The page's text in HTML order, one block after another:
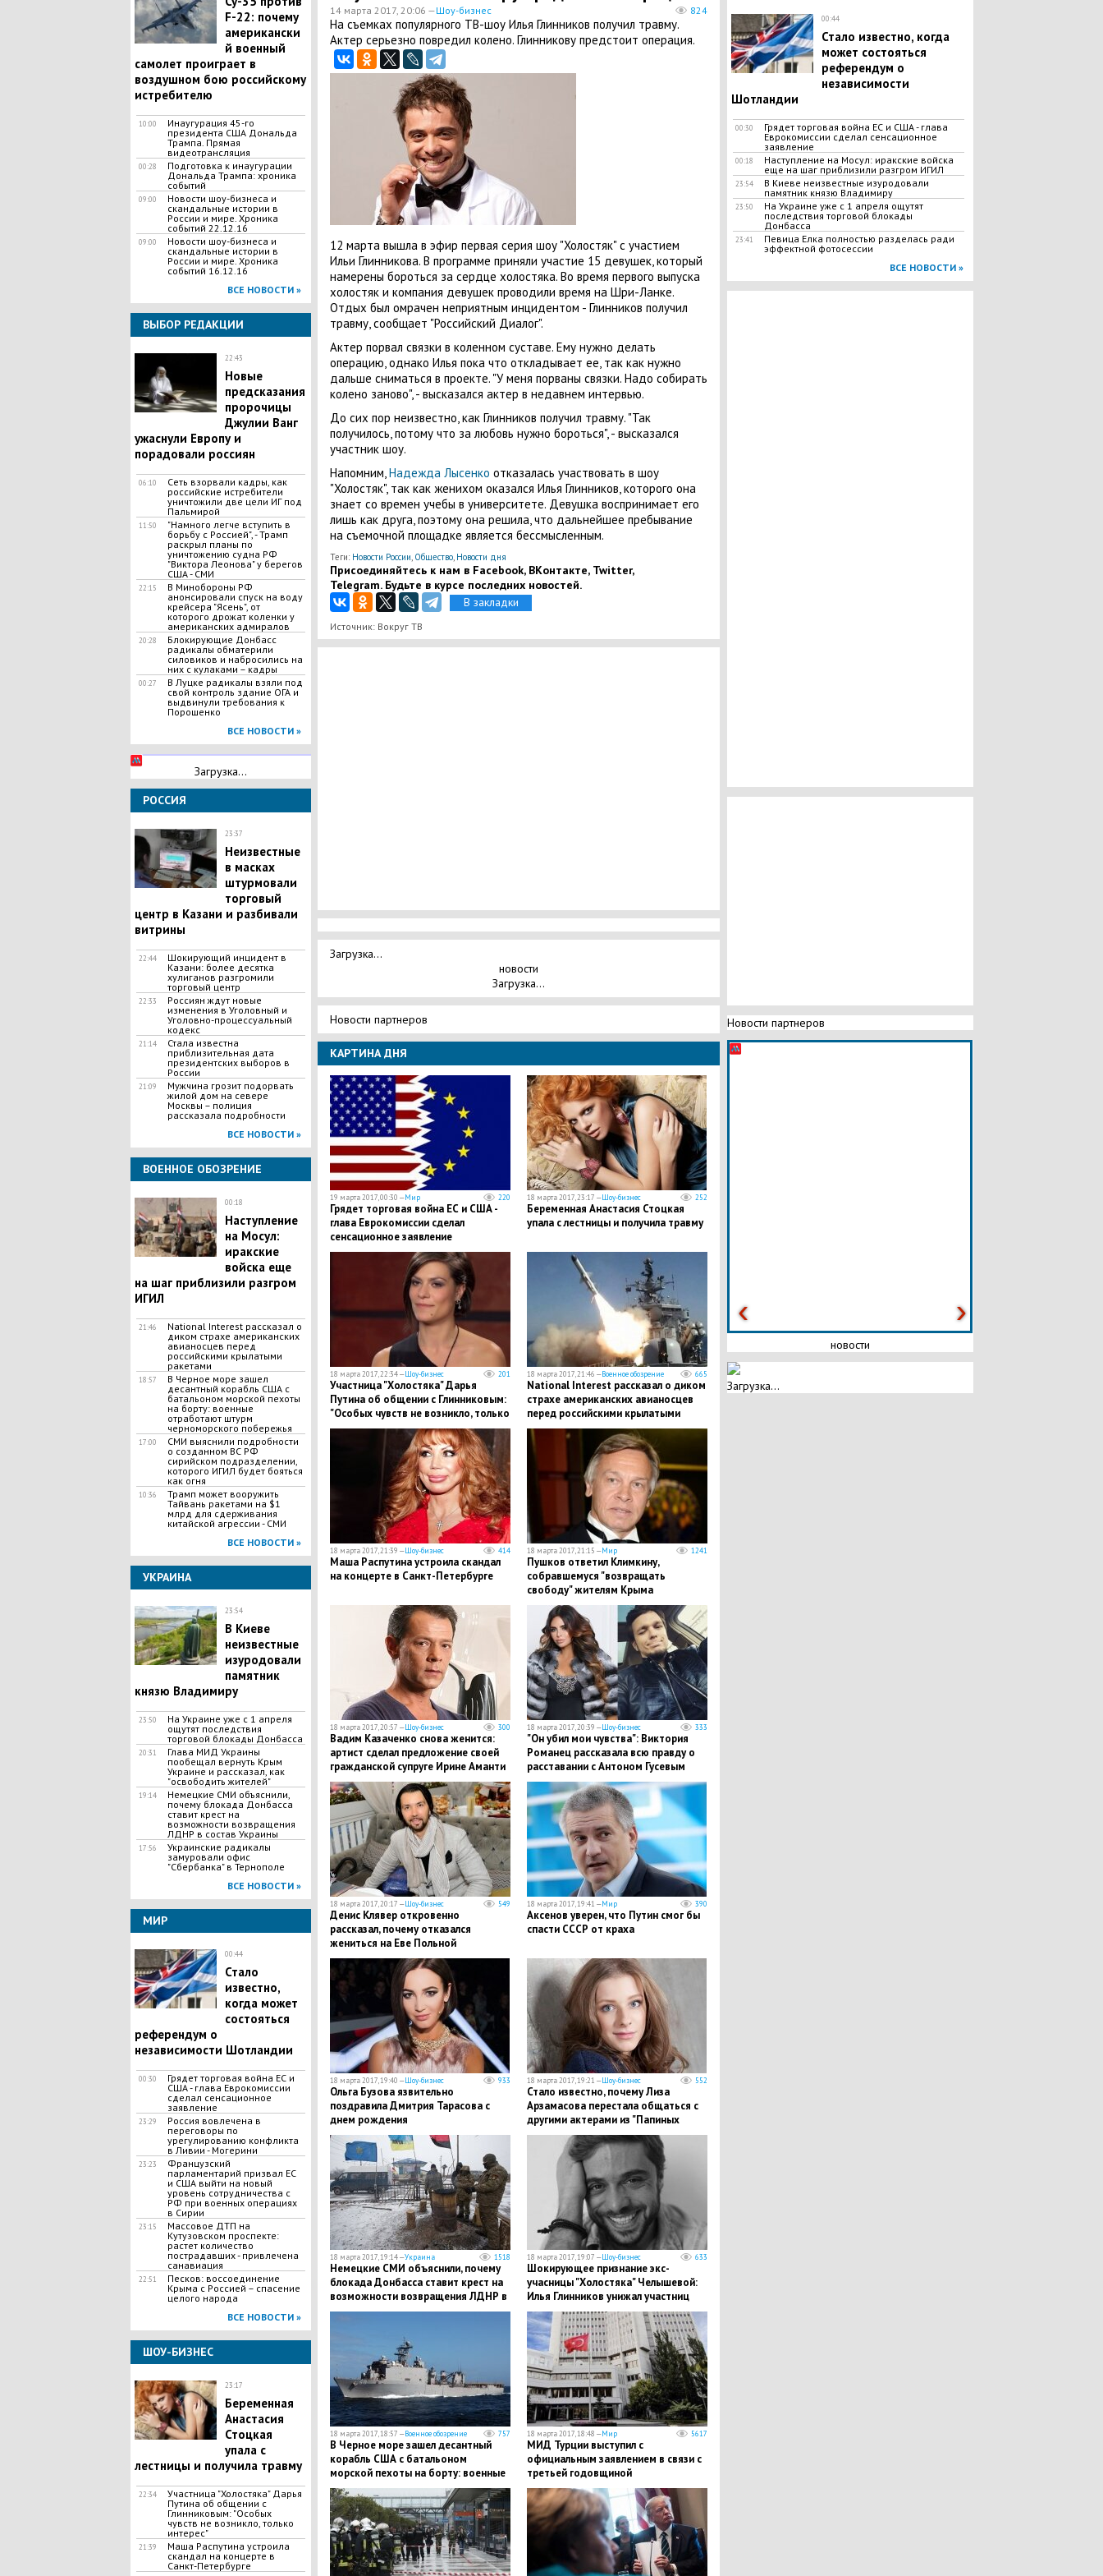
F-22: почему
американски
й военный
самолет проиграет в
воздушном бою российскому
истребителю
10:00
Инаугурация 45-го
президента США Дональда
Трампа. Прямая
видеотрансляция
00:28
Подготовка к инаугурации
Дональда Трампа: хроника
событий
09:00
Новости шоу-бизнеса и
скандальные истории в
России и мире. Хроника
событий 22.12.16
09:00
Новости шоу-бизнеса и
скандальные истории в
России и мире. Хроника
событий 16.12.16
ВСЕ НОВОСТИ »
ВЫБОР РЕДАКЦИИ
22:43
Новые
предсказания
пророчицы
Джулии Ванг
ужаснули Европу и
порадовали россиян
06:10
Сеть взорвали кадры, как
российские истребители
уничтожили две цели ИГ под
Пальмирой
11:50
"Намного легче вступить в
борьбу с Россией", - Трамп
раскрыл планы по
уничтожению судна РФ
"Виктора Леонова" у берегов
США - СМИ
22:15
В Минобороны РФ
анонсировали спуск на воду
крейсера "Ясень", от
которого дрожат коленки у
американских адмиралов
20:28
Блокирующие Донбасс
радикалы обматерили
силовиков и набросились на
них с кулаками – кадры
00:27
В Луцке радикалы взяли под
свой контроль здание ОГА и
выдвинули требования к
Порошенко
ВСЕ НОВОСТИ »
Загрузка...
РОССИЯ
23:37
Неизвестные
в масках
штурмовали
торговый
центр в Казани и разбивали
витрины
22:44
Шокирующий инцидент в
Казани: более десятка
хулиганов разгромили
торговый центр
22:33
Россиян ждут новые
изменения в Уголовный и
Уголовно-процессуальный
кодекс
21:14
Стала известна
приблизительная дата
президентских выборов в
России
21:09
Мужчина грозит подорвать
жилой дом на севере
Москвы – полиция
рассказала подробности
ВСЕ НОВОСТИ »
ВОЕННОЕ ОБОЗРЕНИЕ
00:18
Наступление
на Мосул:
иракские
войска еще
на шаг приблизили разгром
ИГИЛ
21:46
National Interest рассказал о
диком страхе американских
авианосцев перед
российскими крылатыми
ракетами
18:57
В Черное море зашел
десантный корабль США с
батальоном морской пехоты
на борту: военные
отработают штурм
черноморского побережья
17:00
СМИ выяснили подробности
о созданном ВС РФ
сирийском подразделении,
которого ИГИЛ будет бояться
как огня
10:36
Трамп может вооружить
Тайвань ракетами на $1
млрд для сдерживания
китайской агрессии - СМИ
ВСЕ НОВОСТИ »
УКРАИНА
23:54
В Киеве
неизвестные
изуродовали
памятник
князю Владимиру
23:50
На Украине уже с 1 апреля
ощутят последствия
торговой блокады Донбасса
20:31
Глава МИД Украины
пообещал вернуть Крым
Украине и рассказал, как
"освободить жителей"
19:14
Немецкие СМИ объяснили,
почему блокада Донбасса
ставит крест на
возможности возвращения
ЛДНР в состав Украины
17:56
Украинские радикалы
замуровали офис
"Сбербанка" в Тернополе
ВСЕ НОВОСТИ »
МИР
00:44
Стало
известно,
когда может
состояться
референдум о
независимости Шотландии
00:30
Грядет торговая война ЕС и
США - глава Еврокомиссии
сделал сенсационное
заявление
23:29
Россия вовлечена в
переговоры по
урегулированию конфликта
в Ливии - Могерини
23:23
Французский
парламентарий призвал ЕС
и США выйти на новый
уровень сотрудничества с
РФ при военных операциях
в Сирии
23:15
Массовое ДТП на
Кутузовском проспекте:
растет количество
пострадавших - привлечена
санавиация
22:51
Песков: воссоединение
Крыма с Россией – спасение
целого народа
ВСЕ НОВОСТИ »
ШОУ-БИЗНЕС
23:17
Беременная
Анастасия
Стоцкая
упала с
лестницы и получила травму
22:34
Участница "Холостяка" Дарья
Путина об общении с
Глинниковым: "Особых
чувств не возникло, только
интерес"
21:39
Маша Распутина устроила
скандал на концерте в
Санкт-Петербурге
14 марта 2017, 20:06 —Шоу-бизнес 824
На съемках популярного ТВ-шоу Илья Глинников получил травму.
Актер серьезно повредил колено. Глинникову предстоит операция.
12 марта вышла в эфир первая серия шоу "Холостяк" с участием
Ильи Глинникова. В программе приняли участие 15 девушек, который
намерены бороться за сердце холостяка. Во время первого выпуска
холостяк и компания девушек проводили время на Шри-Ланке.
Отдых был омрачен неприятным инцидентом - Глинников получил
травму, сообщает "Российский Диалог".
Актер порвал связки в коленном суставе. Ему нужно делать
операцию, однако Илья пока что откладывает ее, так как нужно
дальше сниматься в проекте. "У меня порваны связки. Надо собирать
колено заново", - высказался актер в недавнем интервью.
До сих пор неизвестно, как Глинников получил травму. "Так
получилось, потому что за любовь нужно бороться", - высказался
участник шоу.
Напомним,Надежда Лысенко отказалась участвовать в шоу
"Холостяк", так как женихом оказался Илья Глинников, которого она
знает со времен учебы в университете. Девушка воспринимает его
лишь как друга, поэтому она решила, что дальнейшее пребывание
на съемочной площадке является бессмысленным.
Теги: Новости России, Общество, Новости дня
Присоединяйтесь к нам в Facebook, ВКонтакте, Twitter,
Telegram. Будьте в курсе последних новостей.
В закладки
Источник: Вокруг ТВ
Загрузка...
новости
Загрузка...
Новости партнеров
КАРТИНА ДНЯ
19 марта 2017, 00:30 —Мир 220
Грядет торговая война ЕС и США -
глава Еврокомиссии сделал
сенсационное заявление
18 марта 2017, 23:17 —Шоу-бизнес 252
Беременная Анастасия Стоцкая
упала с лестницы и получила травму
18 марта 2017, 22:34 —Шоу-бизнес 201
Участница "Холостяка" Дарья
Путина об общении с Глинниковым:
"Особых чувств не возникло, только
интерес"
18 марта 2017, 21:46 —Военное обозрение 665
National Interest рассказал о диком
страхе американских авианосцев
перед российскими крылатыми
ракетами
18 марта 2017, 21:39 —Шоу-бизнес 414
Маша Распутина устроила скандал
на концерте в Санкт-Петербурге
18 марта 2017, 21:15 —Мир 1241
Пушков ответил Климкину,
собравшемуся "возвращать
свободу" жителям Крыма
18 марта 2017, 20:57 —Шоу-бизнес 300
Вадим Казаченко снова женится:
артист сделал предложение своей
гражданской супруге Ирине Аманти
18 марта 2017, 20:39 —Шоу-бизнес 333
"Он убил мои чувства": Виктория
Романец рассказала всю правду о
расставании с Антоном Гусевым
18 марта 2017, 20:17 —Шоу-бизнес 549
Денис Клявер откровенно
рассказал, почему отказался
жениться на Еве Польной
18 марта 2017, 19:41 —Мир 390
Аксенов уверен, что Путин смог бы
спасти СССР от краха
18 марта 2017, 19:40 —Шоу-бизнес 933
Ольга Бузова язвительно
поздравила Дмитрия Тарасова с
днем рождения
18 марта 2017, 19:21 —Шоу-бизнес 552
Стало известно, почему Лиза
Арзамасова перестала общаться с
другими актерами из "Папиных
дочек"
18 марта 2017, 19:14 —Украина 1518
Немецкие СМИ объяснили, почему
блокада Донбасса ставит крест на
возможности возвращения ЛДНР в
состав Украины
18 марта 2017, 19:07 —Шоу-бизнес 633
Шокирующее признание экс-
учасницы "Холостяка" Челышевой:
Илья Глинников унижал участниц
проекта
18 марта 2017, 18:57 —Военное обозрение 757
В Черное море зашел десантный
корабль США с батальоном
морской пехоты на борту: военные
отработают штурм черноморского
побережья
18 марта 2017, 18:48 —Мир 5617
МИД Турции выступил с
официальным заявлением в связи с
третьей годовщиной
присоединения Крыма к России
00:44
Стало известно, когда
может состояться
референдум о
независимости
Шотландии
00:30
Грядет торговая война ЕС и США - глава
Еврокомиссии сделал сенсационное
заявление
00:18
Наступление на Мосул: иракские войска
еще на шаг приблизили разгром ИГИЛ
23:54
В Киеве неизвестные изуродовали
памятник князю Владимиру
23:50
На Украине уже с 1 апреля ощутят
последствия торговой блокады
Донбасса
23:41
Певица Елка полностью разделась ради
эффектной фотосессии
ВСЕ НОВОСТИ »
Новости партнеров
новости
Загрузка...